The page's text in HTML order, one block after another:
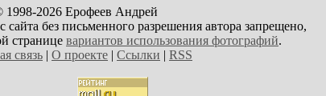
1998-2026 Ерофеев Андрей
сайта без письменного разрешения автора запрещено,
странице вариантов использования фотографий.
связь | О проекте | Ссылки | RSS